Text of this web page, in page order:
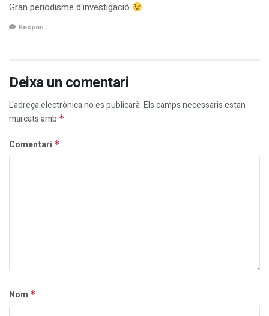
Gran periodisme d'investigació
Respon
Deixa un comentari
L'adreça electrònica no es publicarà.Els camps necessaris estan
marcats amb *
Comentari *
Nom *